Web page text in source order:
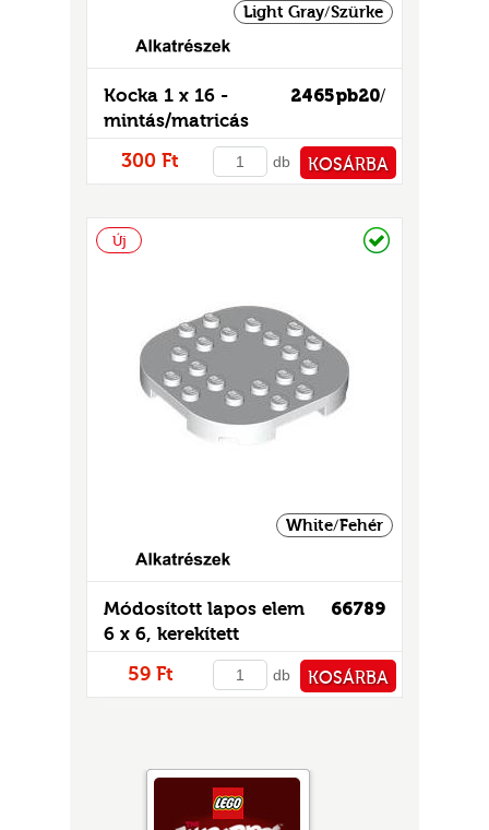
Light Gray/Szürke
2465pb20/
Kocka 1 x 16 -
mintás/matricás
300 Ft db KOSÁRBA
Új
White/Fehér
66789
Módosított lapos elem
6 x 6, kerekített
sarkokkal és 4 lábbal
59 Ft db KOSÁRBA